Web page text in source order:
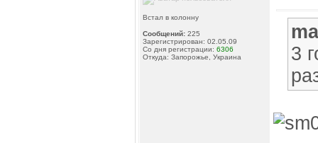
Встал в колонну
Сообщений: 225
Зарегистрирован: 02.05.09
Со дня регистрации: 6306
Откуда: Запорожье, Украина
3